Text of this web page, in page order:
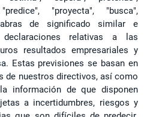
"proyecta", "busca",
de significado similar e
relativas a las
resultados empresariales y
Estas previsiones se basan en
de nuestros directivos, así como
información de que disponen
a incertidumbres, riesgos y